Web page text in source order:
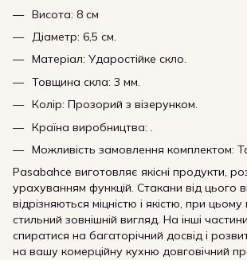
Висота: 8 см
Діаметр: 6,5 см.
Матеріал: Ударостійке скло.
Товщина скла: 3 мм.
Колір: Прозорий з візерунком.
Країна виробництва: .
Можливість замовлення комплектом:
Pasabahce виготовляє якісні продукти,
урахуванням функцій. Стакани від цього
відрізняються міцністю і якістю, при
стильний зовнішній вигляд. На інші
спиратися на багаторічний досвід і
на вашу комерційну кухню довговічний